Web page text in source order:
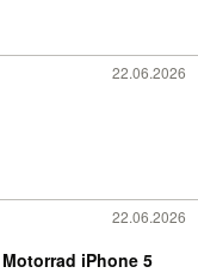
22.06.2026
22.06.2026
iPhone 5